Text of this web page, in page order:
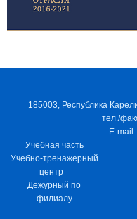
185003, Республика
тел./
E-
Учебная часть
Учебно-тренажерный
центр
Дежурный по
филиалу